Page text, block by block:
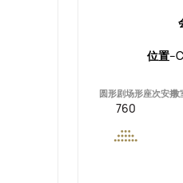
位置--
圆形剧场形座次安排
760
教